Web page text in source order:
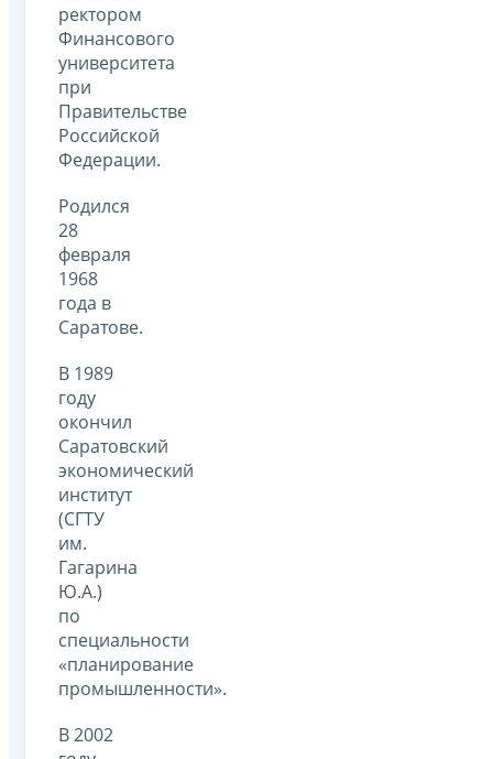
ректором
Финансового
университета
при
Правительстве
Российской
Федерации.
Родился
28
февраля
1968
года в
Саратове.
В 1989
году
окончил
Саратовский
экономический
институт
(СГТУ
им.
Гагарина
Ю.А.)
по
специальности
«планирование
промышленности».
В 2002